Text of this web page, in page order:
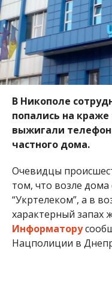
В Никополе
попались на
выжигали
частного дома.
Очевидцы
том, что возле дома
характерный запах
Информатору
Нацполиции в